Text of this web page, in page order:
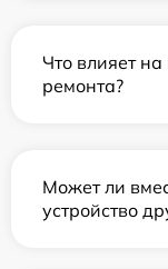
Что влияет
ремонта?
Может ли
устройство